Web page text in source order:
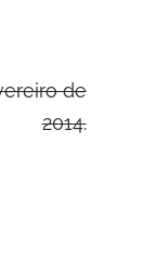
de
2014.